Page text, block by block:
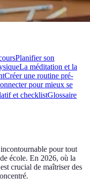
Planifier son
La méditation et la
Créer une routine pré-
pour mieux se
et checklistGlossaire
pour tout
école. En 2026, où la
crucial de maîtriser des